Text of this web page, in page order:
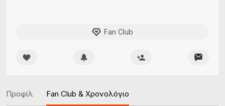
Fan Club
Προφίλ Fan Club & Χρονολόγιο